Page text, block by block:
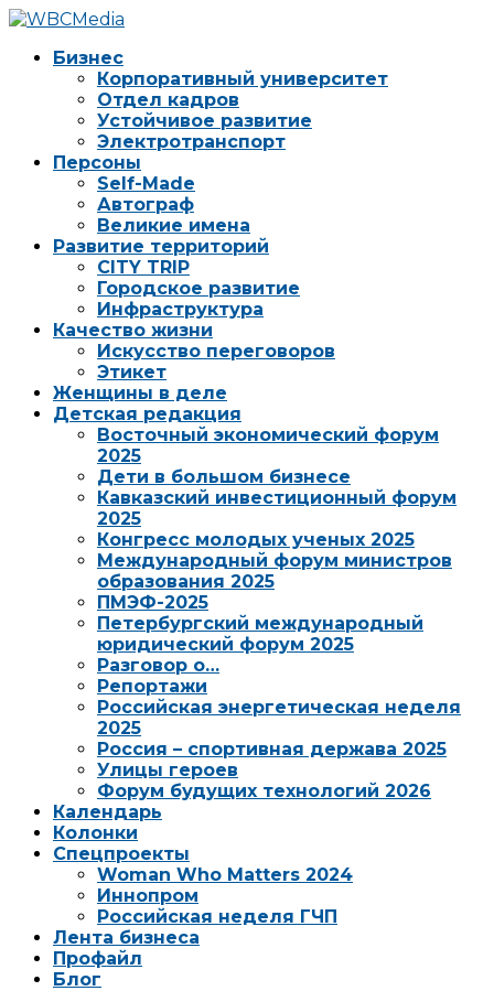
Бизнес
Корпоративный университет
Отдел кадров
Устойчивое развитие
Электротранспорт
Персоны
Self-Made
Автограф
Великие имена
Развитие территорий
CITY TRIP
Городское развитие
Инфраструктура
Качество жизни
Искусство переговоров
Этикет
Женщины в деле
Детская редакция
Восточный экономический форум
2025
Дети в большом бизнесе
Кавказский инвестиционный форум
2025
Конгресс молодых ученых 2025
Международный форум министров
образования 2025
ПМЭФ-2025
Петербургский международный
юридический форум 2025
Разговор о…
Репортажи
Российская энергетическая неделя
2025
Россия – спортивная держава 2025
Улицы героев
Форум будущих технологий 2026
Календарь
Колонки
Спецпроекты
Woman Who Matters 2024
Иннопром
Российская неделя ГЧП
Лента бизнеса
Профайл
Блог